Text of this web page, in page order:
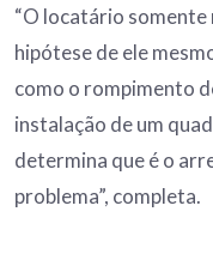
“O locatário somente
hipótese de ele
como o rompimento
instalação de um
determina que é o
problema”, completa.